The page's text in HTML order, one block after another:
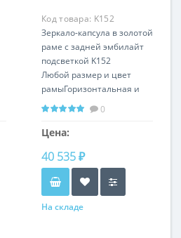
Код товара: K152
Зеркало-капсула в золотой
раме с задней эмбилайт
подсветкой K152
Любой размер и цвет
рамыГоризонтальная и
вертикальная установка
0
Цена:
40 535 ₽
На складе